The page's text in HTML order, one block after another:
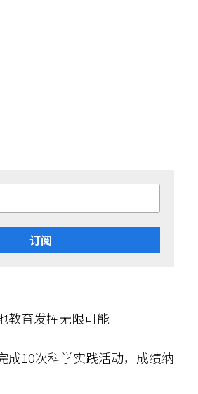
订阅
教育发挥无限可能
成10次科学实践活动，成绩纳